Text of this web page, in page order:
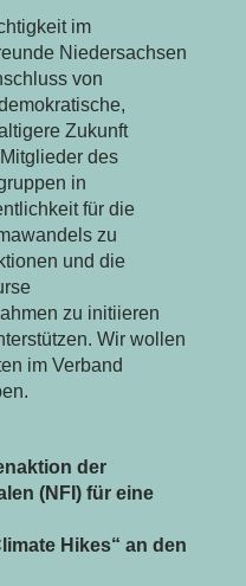
im
Niedersachsen
von
Zukunft
des
in
für die
zu
und die
zu initiieren
Wir wollen
im Verband
der
(NFI) für eine
Hikes“ an den